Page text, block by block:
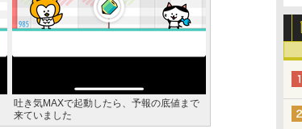
吐き気MAXで起動したら、予報の底値まで
来ていました